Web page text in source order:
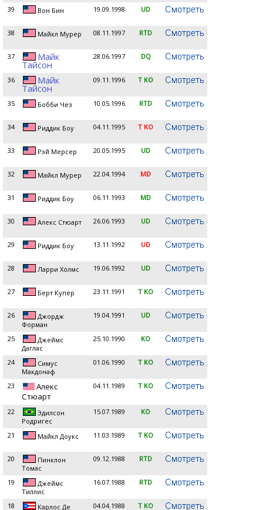
39 Вон Бин 19.09.1998 UD
38 Майкл Мурер 08.11.1997 RTD
37 Майк
Тайсон
28.06.1997 DQ
36 Майк
Тайсон
09.11.1996 T KO
35 Бобби Чез 10.05.1996 RTD
34 Риддик Боу 04.11.1995 T KO
33 Рэй Мерсер 20.05.1995 UD
32 Майкл Мурер 22.04.1994 MD
31 Риддик Боу 06.11.1993 MD
30 Алекс Стюарт 26.06.1993 UD
29 Риддик Боу 13.11.1992 UD
28 Ларри Холмс 19.06.1992 UD
27 Берт Купер 23.11.1991 T KO
26
Джордж
Форман
19.04.1991 UD
25
Джеймс
Даглас
25.10.1990 KO
24
Симус
Макдонаф
01.06.1990 T KO
23
Алекс
Стюарт
04.11.1989 T KO
22
Эдилсон
Родригес
15.07.1989 KO
21 Майкл Доукс 11.03.1989 T KO
20
Пинклон
Томас
09.12.1988 RTD
19
Джеймс
Тиллис
16.07.1988 RTD
18
Карлос Де
04.04.1988 T KO